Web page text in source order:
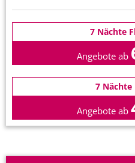
7 Nächte
Angebote ab
7
Angebote ab